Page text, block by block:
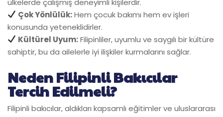
ülkelerde çalışmış deneyimli kişilerdir.
Çok Yönlülük:Hem çocuk bakımı hem ev işleri
konusunda yeteneklidirler.
Kültürel Uyum:Filipinliler, uyumlu ve saygılı bir kültüre
sahiptir, bu da ailelerle iyi ilişkiler kurmalarını sağlar.
Neden Filipinli Bakıcılar
Tercih Edilmeli?
Filipinli bakıcılar, aldıkları kapsamlı eğitimler ve uluslararası